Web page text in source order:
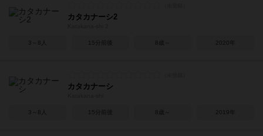
カタカナーシ2
3～8人 15分前後 8歳～ 2020年
カタカナーシ
3～8人 15分前後 8歳～ 2019年